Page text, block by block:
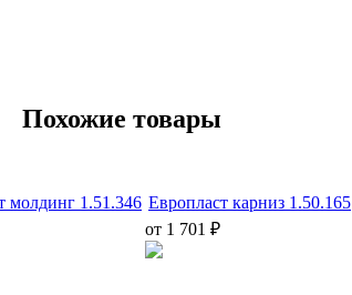
Похожие товары
молдинг 1.51.346 Европласт карниз 1.50.165
от 1 701 ₽